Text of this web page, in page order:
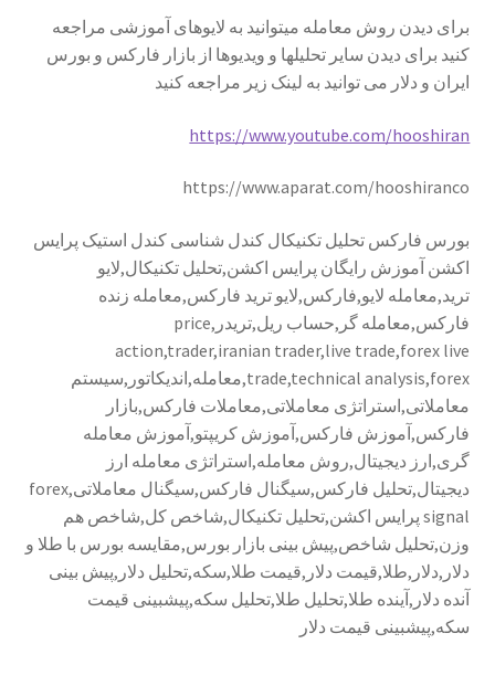
برای دیدن روش معامله میتوانید به لایوهای آموزشی مراجعه
کنید برای دیدن سایر تحلیلها و ویدیوها از بازار فارکس و بورس
ایران و دلار می توانید به لینک زیر مراجعه کنید
https://www.youtube.com/hooshiran
https://www.aparat.com/hooshiranco
بورس فارکس تحلیل تکنیکال کندل شناسی کندل استیک پرایس
اکشن آموزش رایگان پرایس اکشن,تحلیل تکنیکال,لایو
ترید,معامله لایو,فارکس,لایو ترید فارکس,معامله زنده
فارکس,معامله گر,حساب ریل,تریدر,price
action,trader,iranian trader,live trade,forex live
trade,technical analysis,forex,معامله,اندیکاتور,سیستم
معاملاتی,استراتژی معاملاتی,معاملات فارکس,بازار
فارکس,آموزش فارکس,آموزش کریپتو,آموزش معامله
گری,ارز دیجیتال,روش معامله,استراتژی معامله ارز
دیجیتال,تحلیل فارکس,سیگنال فارکس,سیگنال معاملاتی,forex
signal پرایس اکشن,تحلیل تکنیکال,شاخص کل,شاخص هم
وزن,تحلیل شاخص,پیش بینی بازار بورس,مقایسه بورس با طلا و
دلار,دلار,طلا,قیمت دلار,قیمت طلا,سکه,تحلیل دلار,پیش بینی
آنده دلار,آینده طلا,تحلیل طلا,تحلیل سکه,پیشبینی قیمت
سکه,پیشبینی قیمت دلار